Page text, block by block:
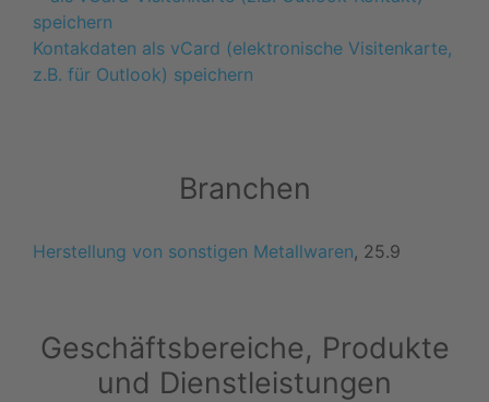
Kontakdaten als vCard (elektronische Visitenkarte,
z.B. für Outlook) speichern
Branchen
Herstellung von sonstigen Metallwaren, 25.9
Geschäftsbereiche, Produkte
und Dienstleistungen